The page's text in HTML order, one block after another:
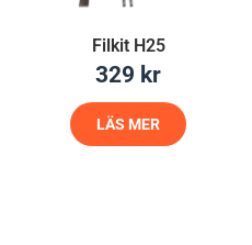
Filkit H25
329 kr
LÄS MER